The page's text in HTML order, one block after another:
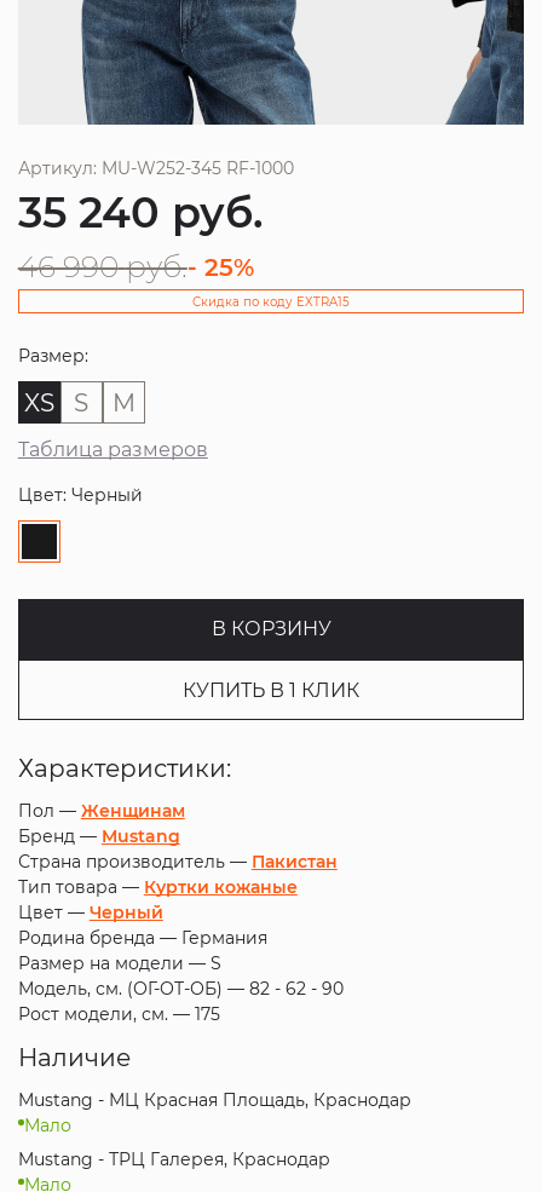
Артикул: MU-W252-345 RF-1000
35 240 руб.
46 990 руб.- 25%
Скидка по коду EXTRA15
Размер:
XS S M
Таблица размеров
Цвет: Черный
В КОРЗИНУ
КУПИТЬ В 1 КЛИК
Характеристики:
Пол — Женщинам
Бренд — Mustang
Страна производитель — Пакистан
Тип товара — Куртки кожаные
Цвет — Черный
Родина бренда — Германия
Размер на модели — S
Модель, см. (ОГ-ОТ-ОБ) — 82 - 62 - 90
Рост модели, см. — 175
Наличие
Mustang - МЦ Красная Площадь, Краснодар
Мало
Mustang - ТРЦ Галерея, Краснодар
Мало